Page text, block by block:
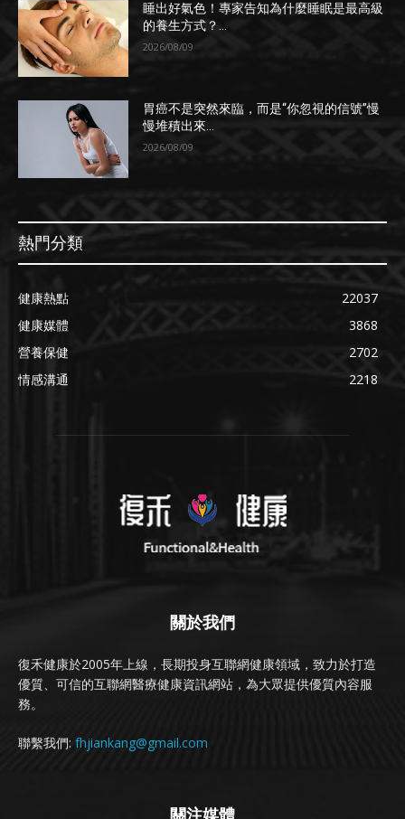
睡出好氣色！專家告知為什麼睡眠是最高級
的養生方式？...
2026/08/09
胃癌不是突然來臨，而是“你忽視的信號”慢
慢堆積出來...
2026/08/09
熱門分類
健康熱點
22037
健康媒體
3868
營養保健
2702
情感溝通
2218
關於我們
復禾健康於2005年上線，長期投身互聯網健康領域，致力於打造
優質、可信的互聯網醫療健康資訊網站，為大眾提供優質內容服
務。
聯繫我們: fhjiankang@gmail.com
關注媒體